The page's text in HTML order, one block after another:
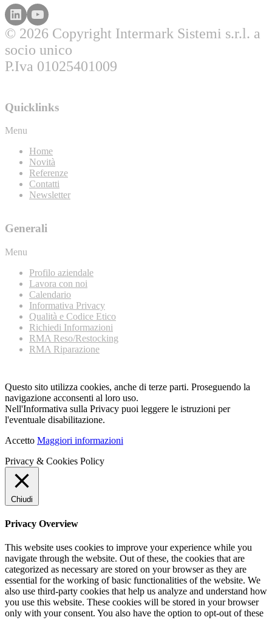
© 2026 Copyright Intermark Sistemi s.r.l. a
socio unico
P.Iva 01025401009
Quicklinks
Menu
Home
Novità
Referenze
Contatti
Newsletter
Generali
Menu
Profilo aziendale
Lavora con noi
Calendario
Informativa Privacy
Qualità e Codice Etico
Richiedi Informazioni
RMA Reso/Restocking
RMA Riparazione
Questo sito utilizza cookies, anche di terze parti. Proseguendo la
navigazione acconsenti al loro uso.
Nell'Informativa sulla Privacy puoi leggere le istruzioni per
l'eventuale disabilitazione.
Accetto Maggiori informazioni
Privacy & Cookies Policy
Chiudi
Privacy Overview
This website uses cookies to improve your experience while you
navigate through the website. Out of these, the cookies that are
categorized as necessary are stored on your browser as they are
essential for the working of basic functionalities of the website. We
also use third-party cookies that help us analyze and understand how
you use this website. These cookies will be stored in your browser
only with your consent. You also have the option to opt-out of these